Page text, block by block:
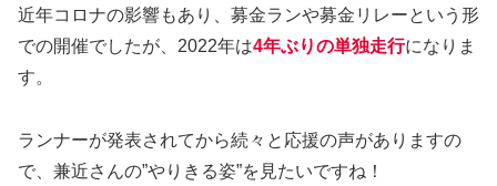
近年コロナの影響もあり、募金ランや募金リレーという形
での開催でしたが、2022年は4年ぶりの単独走行になりま
す。
ランナーが発表されてから続々と応援の声がありますの
で、兼近さんの”やりきる姿”を見たいですね！